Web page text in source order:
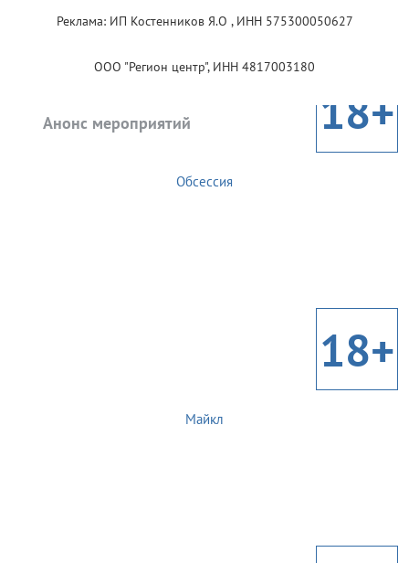
Реклама: ИП Костенников Я.О , ИНН 575300050627
ООО "Регион центр", ИНН 4817003180
Анонс мероприятий 18+
Обсессия
18+
Майкл